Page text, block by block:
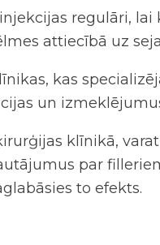
regulāri, lai
attiecībā uz
kas
un
klīnikā,
par
to efekts.